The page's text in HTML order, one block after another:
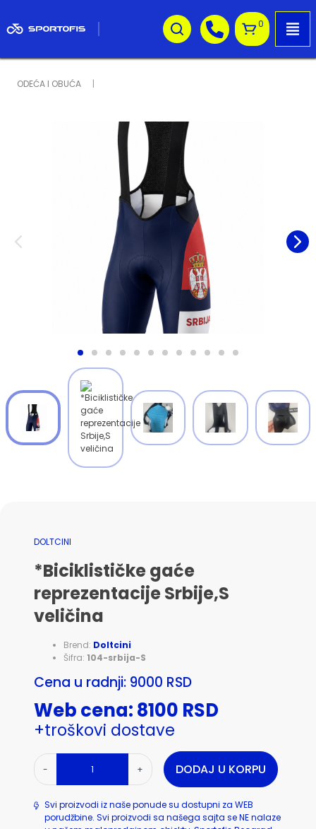
0
ODEĆA I OBUĆA
DOLTCINI
*Biciklističke gaće
reprezentacije Srbije,S
veličina
Brend: Doltcini
Šifra: 104-srbija-S
Cena u radnji: 9000 RSD
Web cena: 8100 RSD
+troškovi dostave
- + DODAJ U KORPU
Svi proizvodi iz naše ponude su dostupni za WEB
porudžbine. Svi proizvodi sa našega sajta se NE nalaze